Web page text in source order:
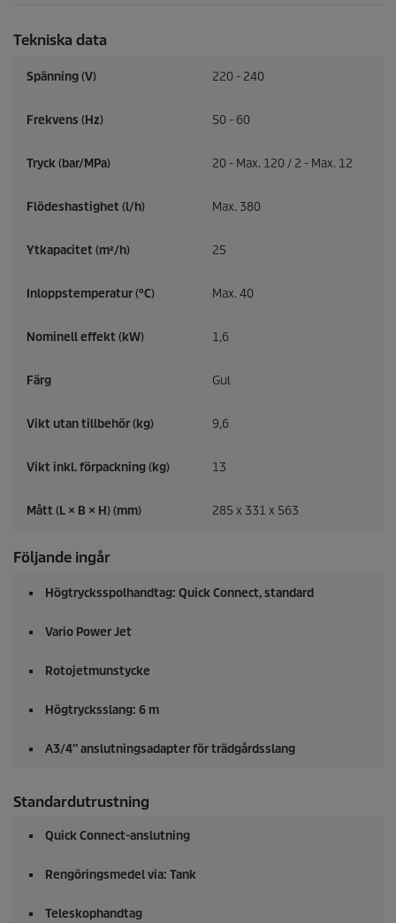
Tekniska data
Spänning (V) 220 - 240
Frekvens (Hz) 50 - 60
Tryck (bar/MPa) 20 - Max. 120 / 2 - Max. 12
Flödeshastighet (l/h) Max. 380
Ytkapacitet (m²/h) 25
Inloppstemperatur (°C) Max. 40
Nominell effekt (kW) 1,6
Färg Gul
Vikt utan tillbehör (kg) 9,6
Vikt inkl. förpackning (kg) 13
Mått (L × B × H) (mm) 285 x 331 x 563
Följande ingår
Högtrycksspolhandtag: Quick Connect, standard
Vario Power Jet
Rotojetmunstycke
Högtrycksslang: 6 m
A3/4″ anslutningsadapter för trädgårdsslang
Standardutrustning
Quick Connect-anslutning
Rengöringsmedel via: Tank
Teleskophandtag